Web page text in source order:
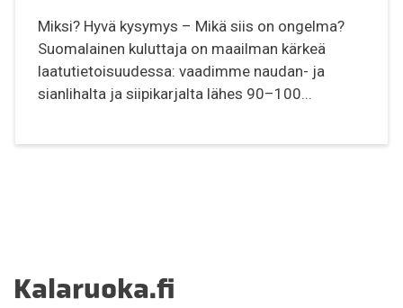
Miksi? Hyvä kysymys – Mikä siis on ongelma?
Suomalainen kuluttaja on maailman kärkeä
laatutietoisuudessa: vaadimme naudan- ja
sianlihalta ja siipikarjalta lähes 90–100...
Kalaruoka.fi